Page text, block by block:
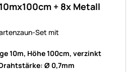
+ 8x Metall
Set mit
10m, Höhe 100cm, verzinkt
Ø 0,7mm